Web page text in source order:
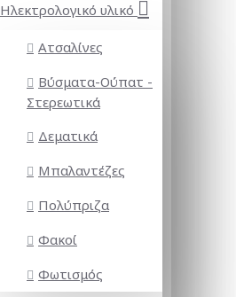
Ηλεκτρολογικό υλικό
Ατσαλίνες
Βύσματα-Ούπατ -
Στερεωτικά
Δεματικά
Μπαλαντέζες
Πολύπριζα
Φακοί
Φωτισμός